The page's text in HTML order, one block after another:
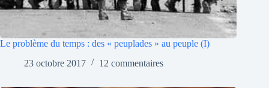
Le problème du temps : des « peuplades » au peuple (I)
23 octobre 2017
12 commentaires